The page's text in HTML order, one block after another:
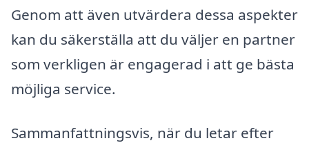
Genom att även utvärdera dessa aspekter
kan du säkerställa att du väljer en partner
som verkligen är engagerad i att ge bästa
möjliga service.
Sammanfattningsvis, när du letar efter